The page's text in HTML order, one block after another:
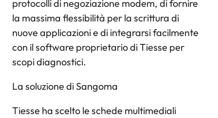
protocolli di negoziazione modem, di fornire
la massima flessibilità per la scrittura di
nuove applicazioni e di integrarsi facilmente
con il software proprietario di Tiesse per
scopi diagnostici.
La soluzione di Sangoma
Tiesse ha scelto le schede multimediali